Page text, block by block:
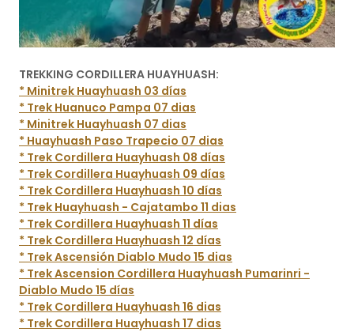
TREKKING CORDILLERA HUAYHUASH:
* Minitrek Huayhuash 03 días
* Trek Huanuco Pampa 07 dias
* Minitrek Huayhuash 07 dias
* Huayhuash Paso Trapecio 07 dias
* Trek Cordillera Huayhuash 08 días
* Trek Cordillera Huayhuash 09 días
* Trek Cordillera Huayhuash 10 días
* Trek Huayhuash - Cajatambo 11 dias
* Trek Cordillera Huayhuash 11 días
* Trek Cordillera Huayhuash 12 días
* Trek Ascensión Diablo Mudo 15 dias
* Trek Ascension Cordillera Huayhuash Pumarinri -
Diablo Mudo 15 días
* Trek Cordillera Huayhuash 16 dias
* Trek Cordillera Huayhuash 17 dias